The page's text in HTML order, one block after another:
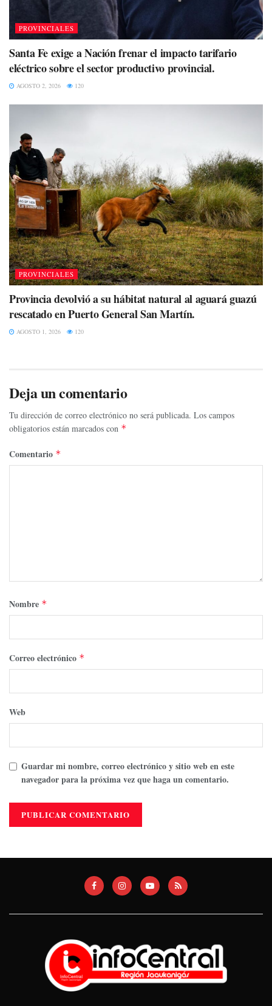
PROVINCIALES
Santa Fe exige a Nación frenar el impacto tarifario
eléctrico sobre el sector productivo provincial.
AGOSTO 2, 2026 120
PROVINCIALES
Provincia devolvió a su hábitat natural al aguará guazú
rescatado en Puerto General San Martín.
AGOSTO 1, 2026 120
Deja un comentario
Tu dirección de correo electrónico no será publicada. Los campos
obligatorios están marcados con *
Comentario *
Nombre *
Correo electrónico *
Web
Guardar mi nombre, correo electrónico y sitio web en este
navegador para la próxima vez que haga un comentario.